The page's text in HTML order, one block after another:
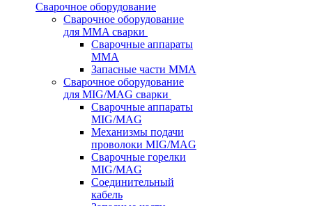
Сварочное оборудование
Сварочное оборудование
для MMA сварки
Сварочные аппараты
MMA
Запасные части MMA
Сварочное оборудование
для MIG/MAG сварки
Сварочные аппараты
MIG/MAG
Механизмы подачи
проволоки MIG/MAG
Сварочные горелки
MIG/MAG
Соединительный
кабель